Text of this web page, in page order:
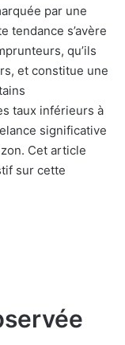
par une
tendance s’avère
qu’ils
et constitue une
taux inférieurs à
significative
Cet article
sur cette